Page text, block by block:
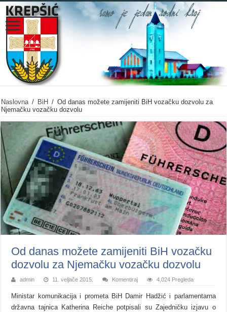
Naslovna / BiH / Od danas možete zamijeniti BiH vozačku dozvolu za
Njemačku vozačku dozvolu
Od danas možete zamijeniti BiH vozačku
dozvolu za Njemačku vozačku dozvolu
admin 11. veljače 2015. Komentiraj 4,024 Pregleda
Ministar komunikacija i prometa BiH Damir Hadžić i parlamentarna
državna tajnica Katherina Reiche potpisali su Zajedničku izjavu o